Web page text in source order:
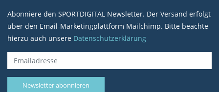
Abonniere den SPORTDIGITAL Newsletter. Der Versand erfolgt
über den Email-Marketingplattform Mailchimp. Bitte beachte
hierzu auch unsere Datenschutzerklärung